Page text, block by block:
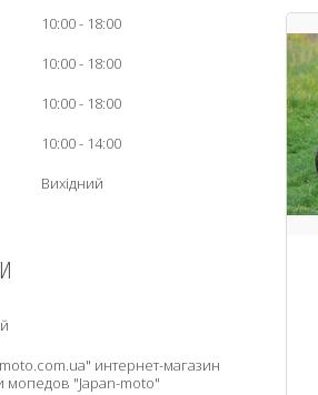
10:00
18:00
10:00
18:00
10:00
18:00
10:00
14:00
Вихідний
интернет-магазин
мопедов "Japan-moto"